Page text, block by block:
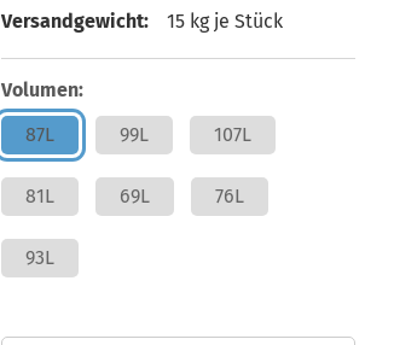
Versandgewicht:
15kg je Stück
Volumen:
87L
99L 107L
81L 69L 76L
93L